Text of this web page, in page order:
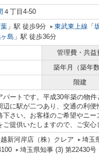
４丁目4-50
」駅 徒歩9分 東武東上線 「
島 」駅 徒歩36分
管理費・共益
築年月（築年数
階建
パートです。平成30年築の物
辺に駅が二つあり、交通の利
下さい。お客様のご希望やニ
提供いたしますので、ご安心
新河岸店（株）クレア
埼玉
埼玉県知事 (3) 第22430号